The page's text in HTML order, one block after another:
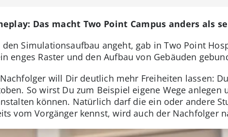
Das macht Two Point Campus anders als
den Simulationsaufbau angeht, gab in Two Point
enges Raster und den Aufbau von Gebäuden
will Dir deutlich mehr Freiheiten lassen:
So wirst Du zum Beispiel eigene Wege
können. Natürlich darf die ein oder andere
vom Vorgänger kennst, wird auch der Nachfolger